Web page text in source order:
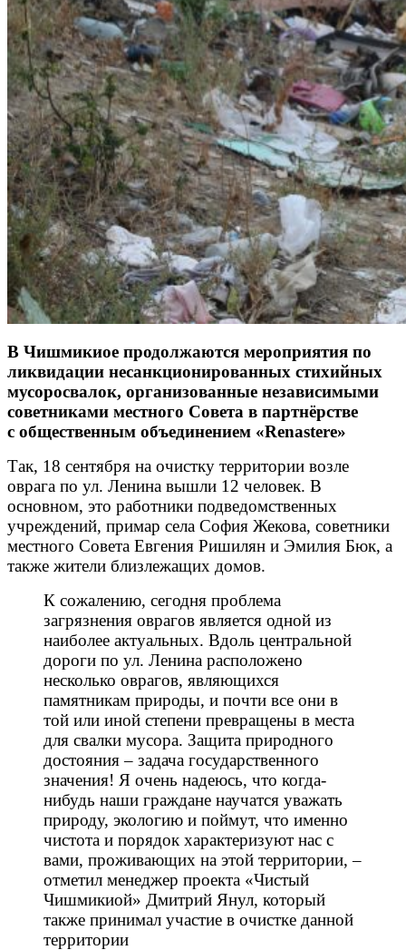
В Чишмикиое продолжаются мероприятия по
ликвидации несанкционированных стихийных
мусоросвалок, организованные независимыми
советниками местного Совета в партнёрстве
с общественным объединением «Renastere»
Так, 18 сентября на очистку территории возле
оврага по ул. Ленина вышли 12 человек. В
основном, это работники подведомственных
учреждений, примар села София Жекова, советники
местного Совета Евгения Ришилян и Эмилия Бюк, а
также жители близлежащих домов.
К сожалению, сегодня проблема
загрязнения оврагов является одной из
наиболее актуальных. Вдоль центральной
дороги по ул. Ленина расположено
несколько оврагов, являющихся
памятникам природы, и почти все они в
той или иной степени превращены в места
для свалки мусора. Защита природного
достояния – задача государственного
значения! Я очень надеюсь, что когда-
нибудь наши граждане научатся уважать
природу, экологию и поймут, что именно
чистота и порядок характеризуют нас с
вами, проживающих на этой территории, –
отметил менеджер проекта «Чистый
Чишмикиой» Дмитрий Янул, который
также принимал участие в очистке данной
территории